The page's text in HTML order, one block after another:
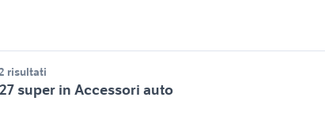
risultati
super in Accessori auto